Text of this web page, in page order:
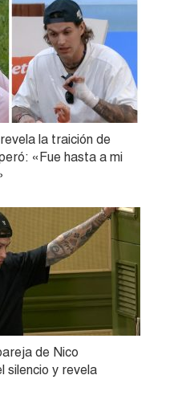
la traición de
«Fue hasta a mi
de Nico
silencio y revela